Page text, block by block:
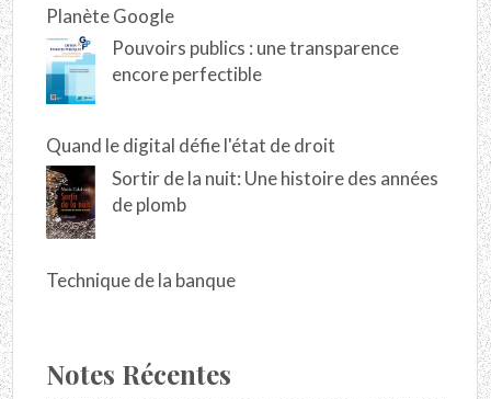
Planète Google
Pouvoirs publics : une transparence
encore perfectible
Quand le digital défie l'état de droit
Sortir de la nuit: Une histoire des années
de plomb
Technique de la banque
Notes Récentes